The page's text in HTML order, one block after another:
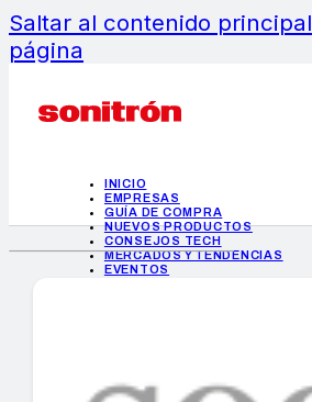
Saltar al contenido principal
página
INICIO
EMPRESAS
GUÍA DE COMPRA
NUEVOS PRODUCTOS
CONSEJOS TECH
MERCADOS Y TENDENCIAS
EVENTOS